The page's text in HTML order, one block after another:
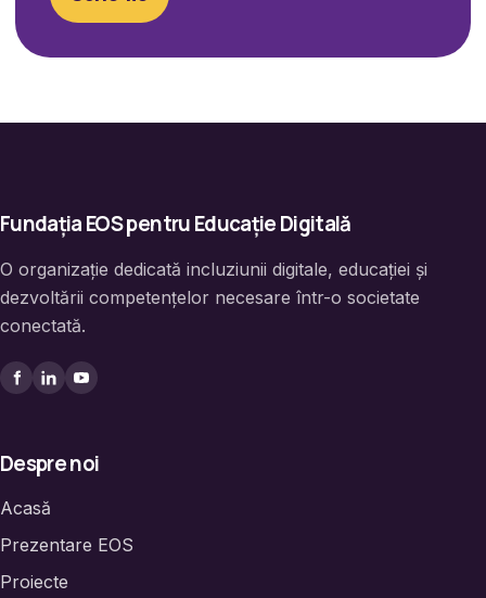
Fundația EOS pentru Educație Digitală
O organizație dedicată incluziunii digitale, educației și
dezvoltării competențelor necesare într-o societate
conectată.
Despre noi
Acasă
Prezentare EOS
Proiecte